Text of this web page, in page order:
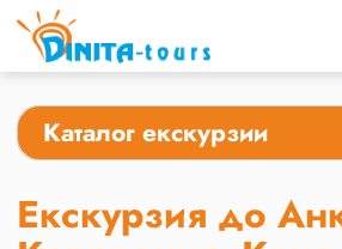
Каталог екскурзии
Екскурзия до